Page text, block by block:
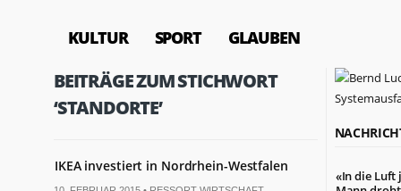
KULTUR SPORT GLAUBEN
BEITRÄGE ZUM STICHWORT
‘STANDORTE’
IKEA investiert in Nordrhein-Westfalen
«In die Luft